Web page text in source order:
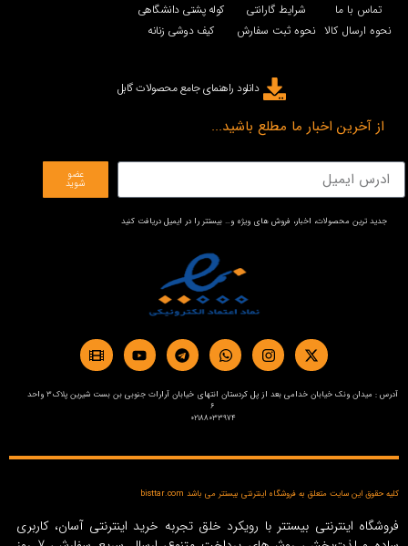
تماس با ما
نحوه ارسال کالا
شرایط گارانتی
نحوه ثبت سفارش
کوله پشتی دانشگاهی
کیف دوشی زنانه
دانلود راهنمای جامع محصولات گابل
از آخرین اخبار ما مطلع باشید...
عضو
شوید
جدید ترین محصولات، اخبار، فروش های ویژه و… بیستتر را در ایمیل دریافت کنید
آدرس : میدان ونک خیابان خدامی بعد از پل کردستان انتهای خیابان آرارات جنوبی بن بست شیرین پلاک3 واحد
6
02188033974
کلیه حقوق این سایت متعلق به فروشگاه اینترنتی بیستتر می باشد bisttar.com
فروشگاه اینترنتی بیستتر با رویکرد خلق تجربه خرید اینترنتی آسان، کاربری